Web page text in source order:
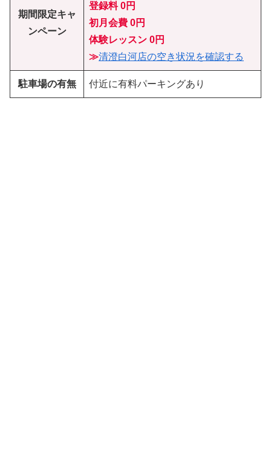
期間限定キャ
ンペーン
登録料 0円
初月会費 0円
体験レッスン 0円
≫清澄白河店の空き状況を確認する
駐車場の有無 付近に有料パーキングあり